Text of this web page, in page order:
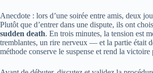
Anecdote : lors d’une soirée entre amis, deux
Plutôt que d’entrer dans une dispute, ils ont
sudden death. En trois minutes, la tension est
tremblantes, un rire nerveux — et la partie était
méthode conserve le suspense et rend la victoire